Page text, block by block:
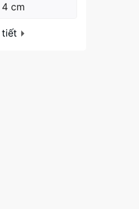
4 cm
tiết